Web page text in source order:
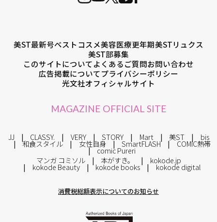
美ST最新号ベストコスメ美容医療更年期美STリュクス
美ST部募集
このサイトについてよくあるご質問お問い合わせ
広告掲載についてプライバシーポリシー
光文社オフィシャルサイト
MAGAZINE OFFICIAL SITE
JJ CLASSY. VERY STORY Mart 美ST bis
和食スタイル 女性自身 SmartFLASH COMIC熱帯
comic Pureri
マンガ コミソル
本がすき。 kokode.jp
kokode Beauty kokode books kokode digital
消費税総額表示についてのお知らせ